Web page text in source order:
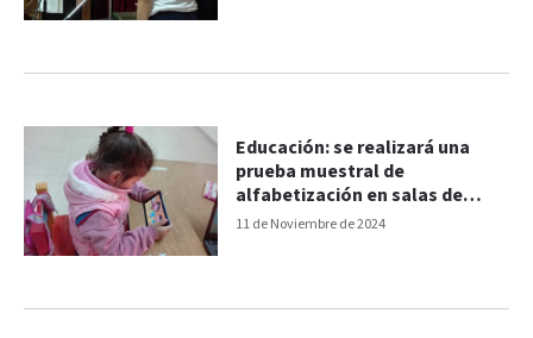
11 de Noviembre de 2024
Educación: se realizará una
prueba muestral de
alfabetización en salas de
cinco años